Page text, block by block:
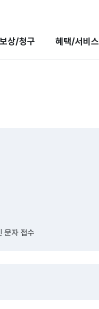
보상/청구 혜택/서비스
문자 접수